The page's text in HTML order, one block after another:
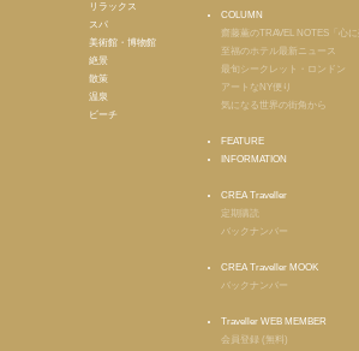
リラックス
スパ
美術館・博物館
絶景
散策
温泉
ビーチ
COLUMN
齋藤薫のTRAVEL NOTES「心に
至福のホテル最新ニュース
最旬シークレット・ロンドン
アートなNY便り
気になる世界の街角から
FEATURE
INFORMATION
CREA Traveller
定期購読
バックナンバー
CREA Traveller MOOK
バックナンバー
Traveller WEB MEMBER
会員登録 (無料)